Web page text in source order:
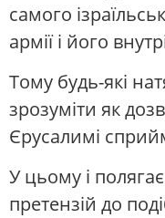
самого
армії і його
Тому будь-які
зрозуміти як
Єрусалимі
У цьому і
претензій до